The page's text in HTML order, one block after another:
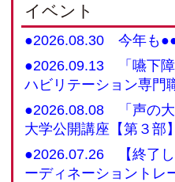
イベント
●2026.08.30 今年も
●2026.09.13 「嚥下障
ハビリテーション専門
●2026.08.08 「声の大
大学公開講座【第３部】
●2026.07.26 【終了し
ーディネーショントレ